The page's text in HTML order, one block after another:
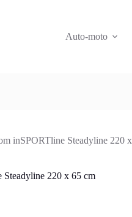
Auto-moto
inSPORTline Steadyline 220
Steadyline 220 x 65 cm